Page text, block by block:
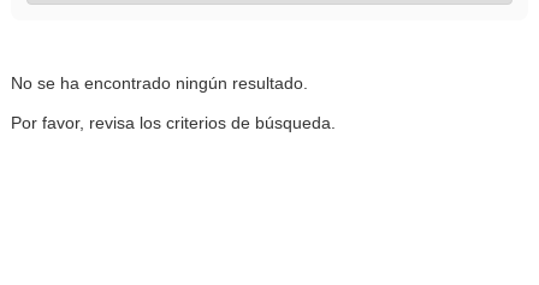
No se ha encontrado ningún resultado.
Por favor, revisa los criterios de búsqueda.